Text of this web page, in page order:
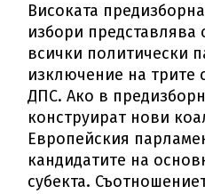
Високата
избори представлява
всички политически
изключение на трите
ДПС. Ако в
конструират нови
Европейския
кандидатите на
субекта.